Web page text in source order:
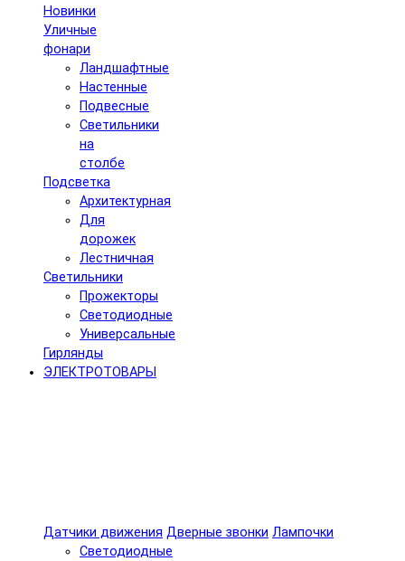
Новинки
Уличные
фонари
Ландшафтные
Настенные
Подвесные
Светильники
на
столбе
Подсветка
Архитектурная
Для
дорожек
Лестничная
Светильники
Прожекторы
Светодиодные
Универсальные
Гирлянды
ЭЛЕКТРОТОВАРЫ
Датчики движения Дверные звонки Лампочки
Светодиодные